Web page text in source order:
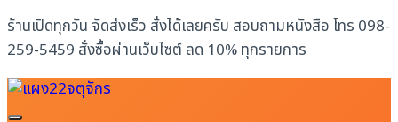
Skip
to
content
ร้านเปิดทุกวัน จัดส่งเร็ว สั่งได้เลยครับ สอบถามหนังสือ โทร 098-
259-5459 สั่งซื้อผ่านเว็บไซต์ ลด 10% ทุกรายการ